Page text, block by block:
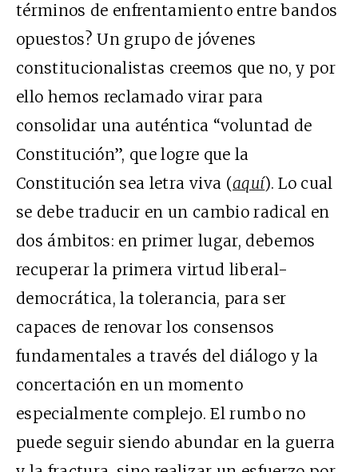
términos de enfrentamiento entre bandos
opuestos? Un grupo de jóvenes
constitucionalistas creemos que no, y por
ello hemos reclamado virar para
consolidar una auténtica “voluntad de
Constitución”, que logre que la
Constitución sea letra viva (aquí). Lo cual
se debe traducir en un cambio radical en
dos ámbitos: en primer lugar, debemos
recuperar la primera virtud liberal-
democrática, la tolerancia, para ser
capaces de renovar los consensos
fundamentales a través del diálogo y la
concertación en un momento
especialmente complejo. El rumbo no
puede seguir siendo abundar en la guerra